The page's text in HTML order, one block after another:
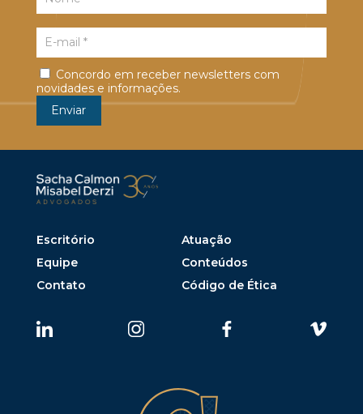
Concordo em receber newsletters com
novidades e informações.
Escritório
Atuação
Equipe
Conteúdos
Contato
Código de Ética